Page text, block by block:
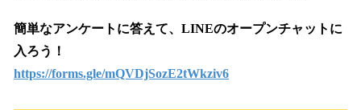
簡単なアンケートに答えて、LINEのオープンチャットに
入ろう！
https://forms.gle/mQVDjSozE2tWkziv6